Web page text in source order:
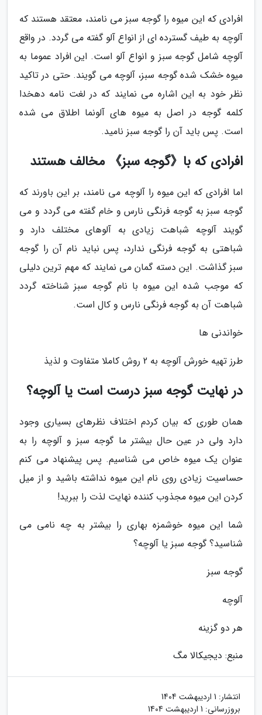
افرادی که این میوه را گوجه سبز می نامند، معتقد هستند که
آلوچه به طیف گسترده ای از انواع آلو گفته می گردد. در واقع
آلوچه شامل گوجه سبز و انواع آلو است. این افراد عموما به
میوه خشک شده گوجه سبز، آلوچه می گویند. حتی در تاکید
نظر خود به این اشاره می نمایند که در لغت نامه دهخدا
کلمه گوجه در اصل به میوه های آلونما اطلاق می شده
است. پس باید آن را گوجه سبز نامید.
افرادی که با《گوجه سبز》 مخالف هستند
اما افرادی که این میوه را آلوچه می نامند، بر این باورند که
گوجه سبز به گوجه فرنگی نارس و خام گفته می گردد و می
گویند آلوچه شباهت زیادی به آلوهای مختلف دارد و
شباهتی به گوجه فرنگی ندارد، پس نباید نام آن را گوجه
سبز گذاشت. این دسته گمان می نمایند که مهم ترین دلیلی
که موجب شده این میوه با نام گوجه سبز شناخته گردد
شباهت آن به گوجه فرنگی نارس و کال است.
خواندنی ها
طرز تهیه خورش آلوچه به 2 روش کاملا متفاوت و لذیذ
در نهایت گوجه سبز درست است یا آلوچه؟
همان طوری که بیان کردم اختلاف نظرهای بسیاری وجود
دارد ولی در عین حال بیشتر ما گوجه سبز و آلوچه را به
عنوان یک میوه خاص می شناسیم. پس پیشنهاد می کنم
حساسیت زیادی روی نام این میوه نداشته باشید و از میل
کردن این میوه مجذوب کننده نهایت لذت را ببرید!
شما این میوه خوشمزه بهاری را بیشتر به چه نامی می
شناسید؟ گوجه سبز یا آلوچه؟
گوجه سبز
آلوچه
هر دو گزینه
منبع: دیجیکالا مگ
انتشار: 1 اردیبهشت 1404
بروزرسانی: 1 اردیبهشت 1404